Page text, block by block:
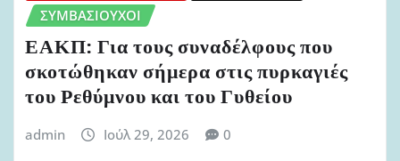
ΣΥΜΒΑΣΙΟΎΧΟΙ
ΕΑΚΠ: Για τους συναδέλφους που
σκοτώθηκαν σήμερα στις πυρκαγιές
του Ρεθύμνου και του Γυθείου
admin Ιούλ 29, 2026 0